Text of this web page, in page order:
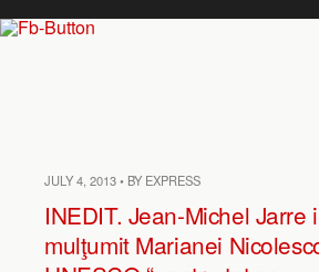
JULY 4, 2013 • BY EXPRESS
INEDIT. Jean-Michel Jarre
mulţumit Marianei